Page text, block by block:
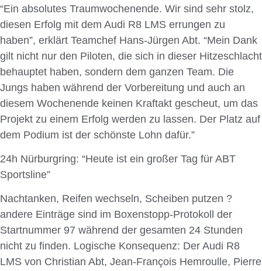
“Ein absolutes Traumwochenende. Wir sind sehr stolz,
diesen Erfolg mit dem Audi R8 LMS errungen zu
haben”, erklärt Teamchef Hans-Jürgen Abt. “Mein Dank
gilt nicht nur den Piloten, die sich in dieser Hitzeschlacht
behauptet haben, sondern dem ganzen Team. Die
Jungs haben während der Vorbereitung und auch an
diesem Wochenende keinen Kraftakt gescheut, um das
Projekt zu einem Erfolg werden zu lassen. Der Platz auf
dem Podium ist der schönste Lohn dafür.”
24h Nürburgring: “Heute ist ein großer Tag für ABT
Sportsline”
Nachtanken, Reifen wechseln, Scheiben putzen ?
andere Einträge sind im Boxenstopp-Protokoll der
Startnummer 97 während der gesamten 24 Stunden
nicht zu finden. Logische Konsequenz: Der Audi R8
LMS von Christian Abt, Jean-François Hemroulle, Pierre